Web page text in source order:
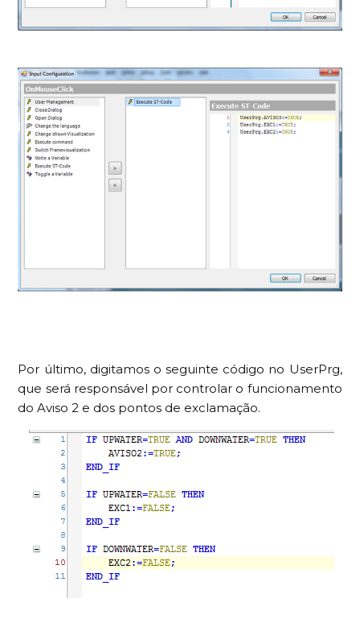
Por último, digitamos o seguinte código no UserPrg,
que será responsável por controlar o funcionamento
do Aviso 2 e dos pontos de exclamação.